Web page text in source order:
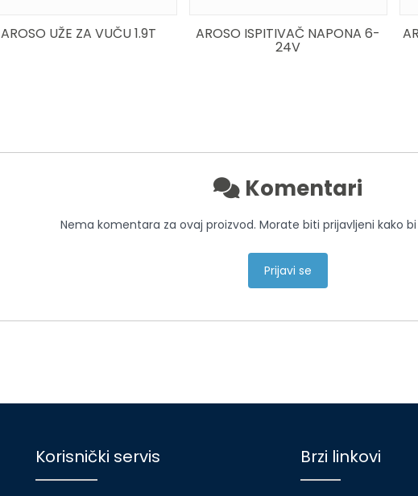
AROSO UŽE ZA VUČU 1.9T AROSO ISPITIVAČ NAPONA 6-
24V
Komentari
Nema komentara za ovaj proizvod. Morate biti prijavljeni kako
Prijavi se
Korisnički servis Brzi linkovi